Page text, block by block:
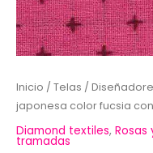
Inicio / Telas /
japonesa color fucsia
Diamond textiles, Rosas
tramadas